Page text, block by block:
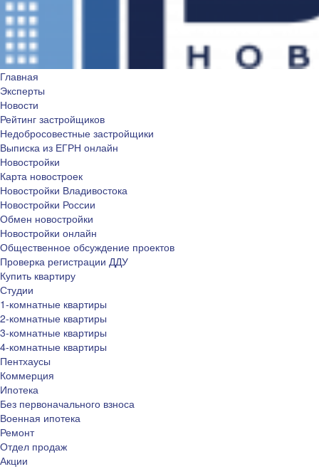
Главная
Эксперты
Новости
Рейтинг застройщиков
Недобросовестные застройщики
Выписка из ЕГРН онлайн
Новостройки
Карта новостроек
Новостройки Владивостока
Новостройки России
Обмен новостройки
Новостройки онлайн
Общественное обсуждение проектов
Проверка регистрации ДДУ
Купить квартиру
Студии
1-комнатные квартиры
2-комнатные квартиры
3-комнатные квартиры
4-комнатные квартиры
Пентхаусы
Коммерция
Ипотека
Без первоначального взноса
Военная ипотека
Ремонт
Отдел продаж
Акции